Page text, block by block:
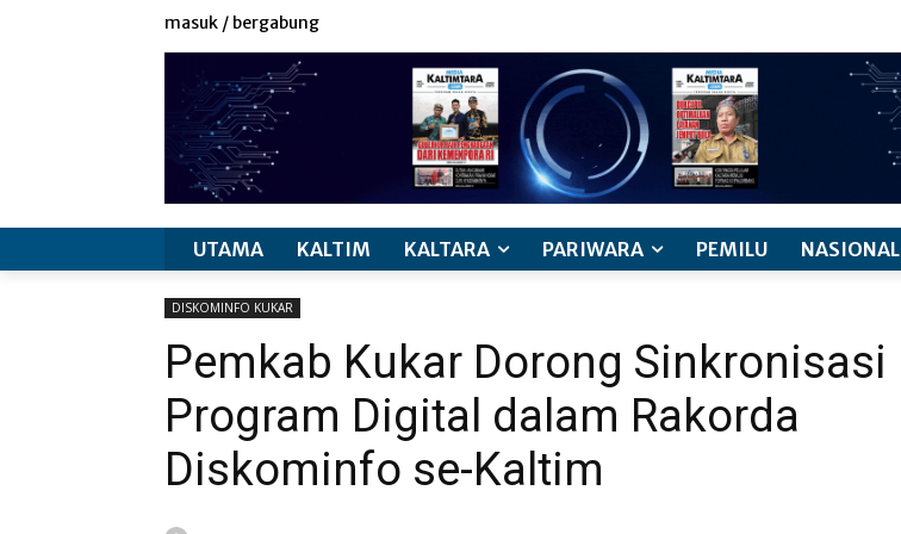
masuk / bergabung
UTAMA KALTIM KALTARA PARIWARA PEMILU NASIONAL
DISKOMINFO KUKAR
Pemkab Kukar Dorong Sinkronisasi
Program Digital dalam Rakorda
Diskominfo se-Kaltim